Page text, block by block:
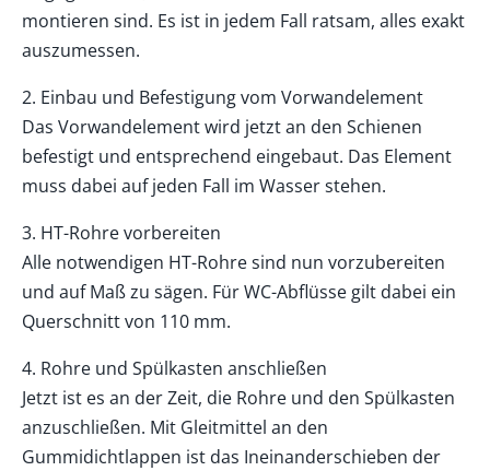
montieren sind. Es ist in jedem Fall ratsam, alles exakt
auszumessen.
2. Einbau und Befestigung vom Vorwandelement
Das Vorwandelement wird jetzt an den Schienen
befestigt und entsprechend eingebaut. Das Element
muss dabei auf jeden Fall im Wasser stehen.
3. HT-Rohre vorbereiten
Alle notwendigen HT-Rohre sind nun vorzubereiten
und auf Maß zu sägen. Für WC-Abflüsse gilt dabei ein
Querschnitt von 110 mm.
4. Rohre und Spülkasten anschließen
Jetzt ist es an der Zeit, die Rohre und den Spülkasten
anzuschließen. Mit Gleitmittel an den
Gummidichtlappen ist das Ineinanderschieben der